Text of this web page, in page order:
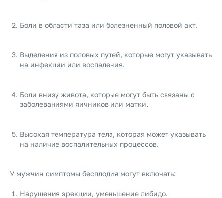
Боли в области таза или болезненный половой акт.
Выделения из половых путей, которые могут указывать
на инфекции или воспаления.
Боли внизу живота, которые могут быть связаны с
заболеваниями яичников или матки.
Высокая температура тела, которая может указывать
на наличие воспалительных процессов.
У мужчин симптомы бесплодия могут включать:
Нарушения эрекции, уменьшение либидо.